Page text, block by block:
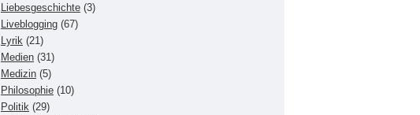
Liebesgeschichte (3)
Liveblogging (67)
Lyrik (21)
Medien (31)
Medizin (5)
Philosophie (10)
Politik (29)